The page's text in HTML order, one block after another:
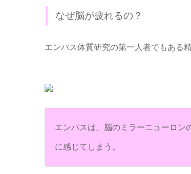
なぜ脳が疲れるの？
エンパス体質研究の第一人者でもある
エンパスは、脳のミラーニューロン
に感じてしまう。